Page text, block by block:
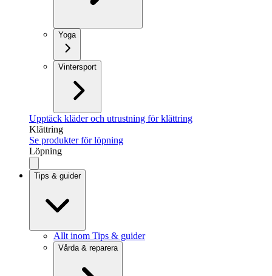
Yoga
Vintersport
Upptäck kläder och utrustning för klättring
Klättring
Se produkter för löpning
Löpning
Tips & guider
Allt inom Tips & guider
Vårda & reparera